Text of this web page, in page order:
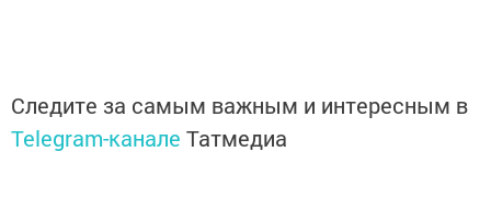
Следите за самым важным и интересным в
Telegram-канале Татмедиа